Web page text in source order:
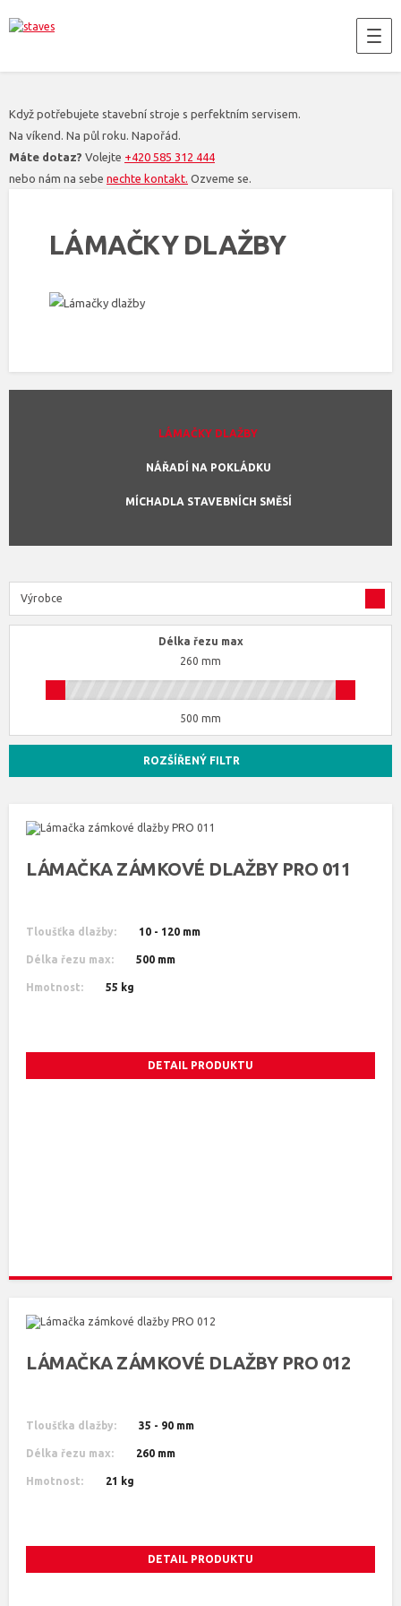
Když potřebujete stavební stroje s perfektním servisem.
Na víkend. Na půl roku. Napořád.
Máte dotaz? Volejte +420 585 312 444
nebo nám na sebe nechte kontakt. Ozveme se.
LÁMAČKY DLAŽBY
LÁMAČKY DLAŽBY
NÁŘADÍ NA POKLÁDKU
MÍCHADLA STAVEBNÍCH SMĚSÍ
Výrobce
Délka řezu max
260 mm
500 mm
ROZŠÍŘENÝ FILTR
LÁMAČKA ZÁMKOVÉ DLAŽBY PRO 011
Tloušťka dlažby: 10 - 120 mm
Délka řezu max: 500 mm
Hmotnost: 55 kg
DETAIL PRODUKTU
LÁMAČKA ZÁMKOVÉ DLAŽBY PRO 012
Tloušťka dlažby: 35 - 90 mm
Délka řezu max: 260 mm
Hmotnost: 21 kg
DETAIL PRODUKTU